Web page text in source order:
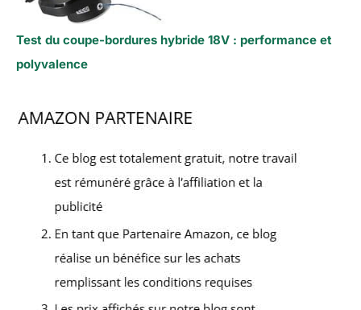
Test du coupe-bordures hybride 18V : performance et
polyvalence